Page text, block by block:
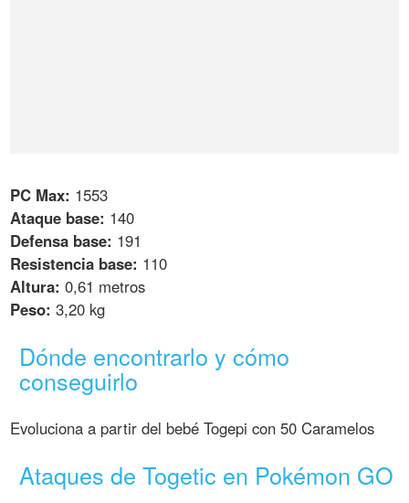
PC Max: 1553
Ataque base: 140
Defensa base: 191
Resistencia base: 110
Altura: 0,61 metros
Peso: 3,20 kg
Dónde encontrarlo y cómo
conseguirlo
Evoluciona a partir del bebé Togepi con 50 Caramelos
Ataques de Togetic en Pokémon GO